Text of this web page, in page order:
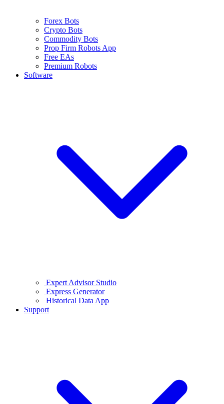
Forex Bots
Crypto Bots
Commodity Bots
Prop Firm Robots App
Free EAs
Premium Robots
Software
Expert Advisor Studio
Express Generator
Historical Data App
Support